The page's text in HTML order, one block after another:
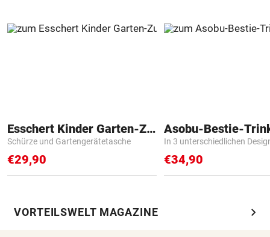
Esschert Kinder Garten-Zubehör
Schürze und Gartengerätetasche
€29,90
Asobu-Bestie-
In 3 unterschiedlichen
€34,90
VORTEILSWELT MAGAZINE chevron_right